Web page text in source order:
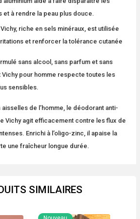
et à rendre la peau plus douce.
Vichy, riche en sels minéraux, est utilisée
et renforcer la tolérance cutanée
sans alcool, sans parfum et sans
pour homme respecte toutes les
sensibles.
aisselles de l’homme, le déodorant anti-
Vichy agit efficacement contre les flux de
Enrichi à l’oligo-zinc, il apaise la
une fraîcheur longue durée.
SIMILAIRES